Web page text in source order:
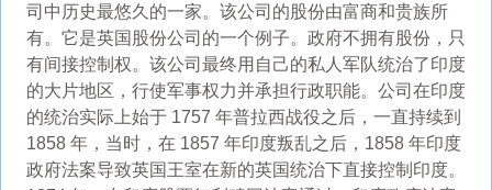
司中历史最悠久的一家。该公司的股份由富商和贵族所
有。它是英国股份公司的一个例子。政府不拥有股份，只
有间接控制权。该公司最终用自己的私人军队统治了印度
的大片地区，行使军事权力并承担行政职能。公司在印度
的统治实际上始于 1757 年普拉西战役之后，一直持续到
1858 年，当时，在 1857 年印度叛乱之后，1858 年印度
政府法案导致英国王室在新的英国统治下直接控制印度。